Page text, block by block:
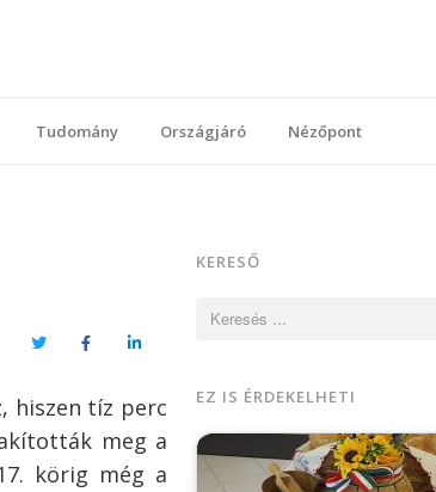
Tudomány Országjáró Nézőpont
TwitterFacebookLinkedIn
hiszen tíz perc
meg a
körig még a
KERESŐ
EZ IS ÉRDEKELHETI